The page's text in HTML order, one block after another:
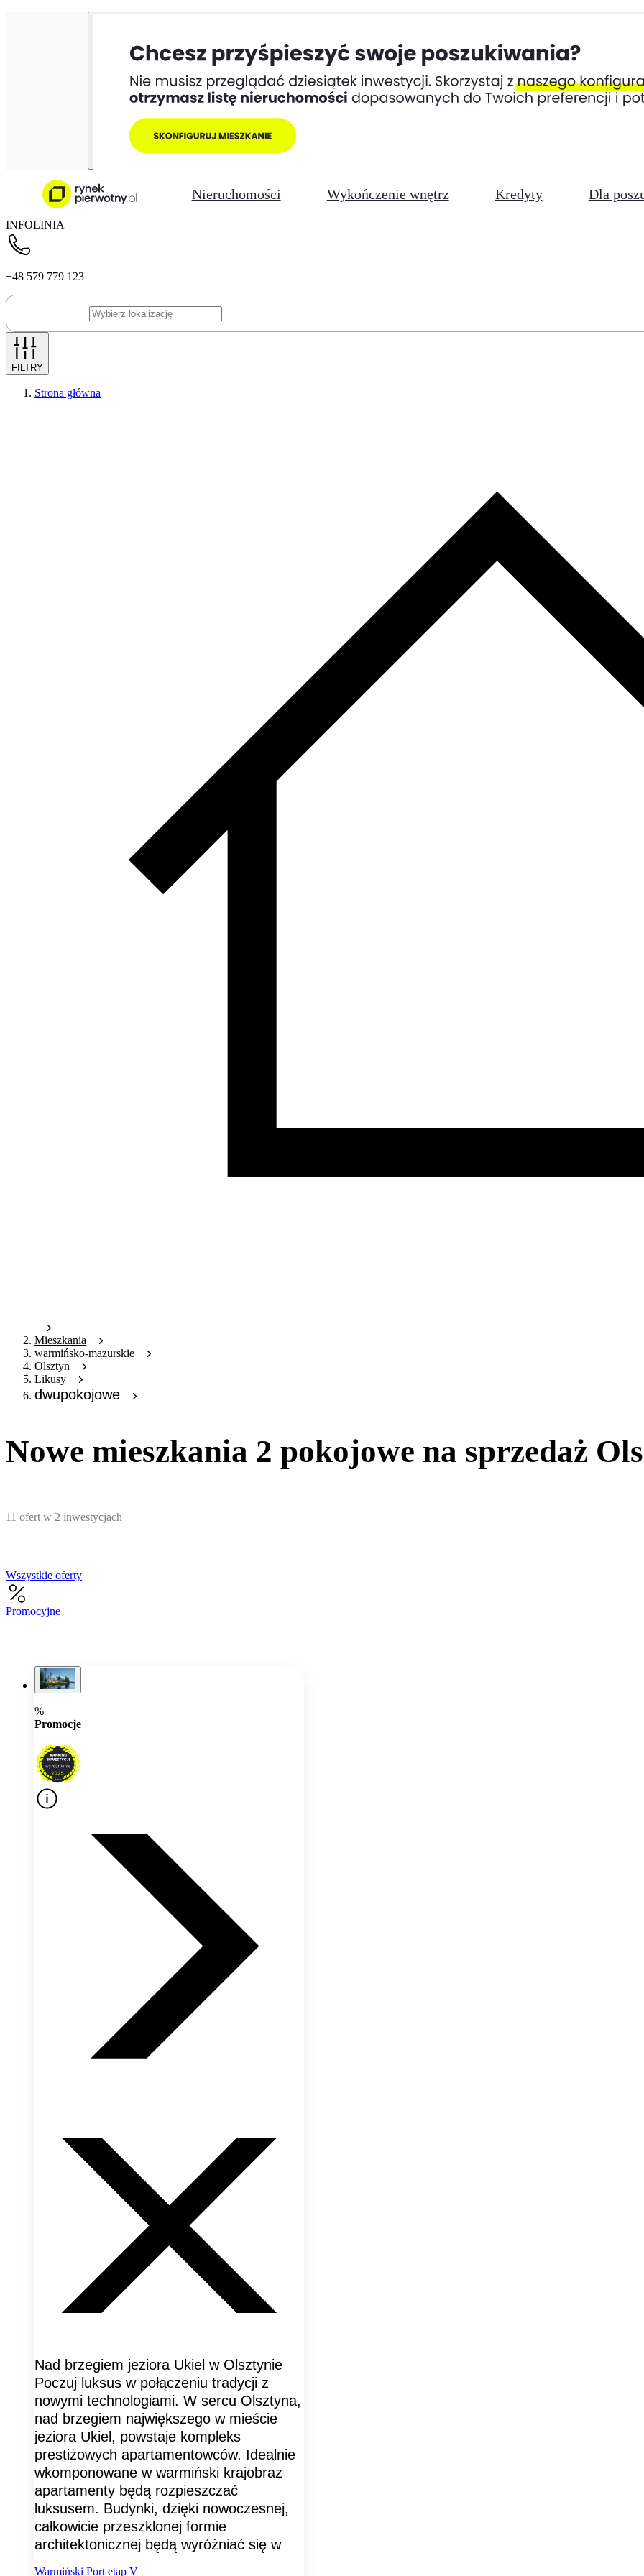
Nieruchomości Wykończenie wnętrz Kredyty Dla
INFOLINIA
+48 579 779 123
FILTRY
Strona główna
Mieszkania
warmińsko-mazurskie
Olsztyn
Likusy
dwupokojowe
Nowe mieszkania 2 pokojowe na sprzedaż
11 ofert w 2 inwestycjach
Wszystkie oferty
Promocyjne
%
Promocje
Nad brzegiem jeziora Ukiel w Olsztynie
Poczuj luksus w połączeniu tradycji z
nowymi technologiami. W sercu Olsztyna,
nad brzegiem największego w mieście
jeziora Ukiel, powstaje kompleks
prestiżowych apartamentowców. Idealnie
wkomponowane w warmiński krajobraz
apartamenty będą rozpieszczać
luksusem. Budynki, dzięki nowoczesnej,
całkowicie przeszklonej formie
architektonicznej będą wyróżniać się w
Warmiński Port etap V